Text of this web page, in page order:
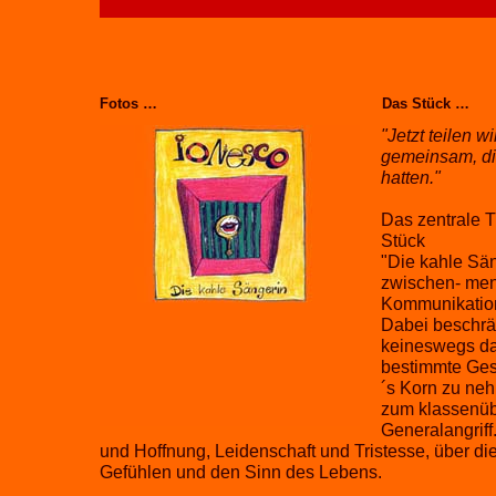
Fotos … Das Stück …
"Jetzt teilen
gemeinsam,
hatten."
Das zentrale
Stück
"Die kahle
zwischen-
Dabei
keineswegs
bestimmte
´s Korn zu
zum
und Hoffnung, Leidenschaft und Tristesse, über
Gefühlen und den Sinn des Lebens.